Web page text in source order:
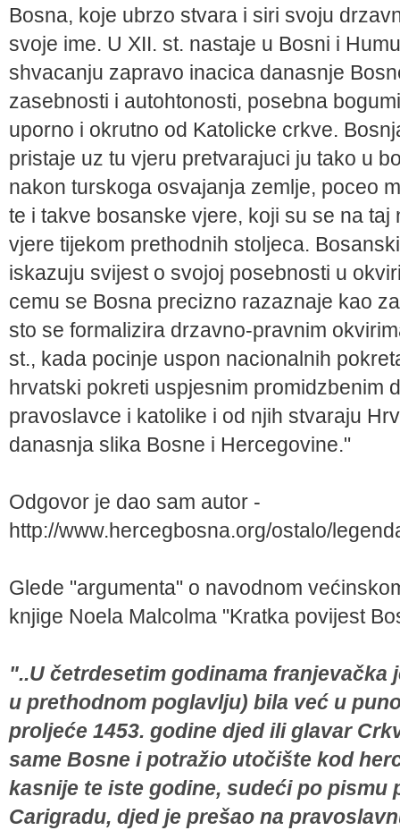
Bosna, koje ubrzo stvara i siri svoju
svoje ime. U XII. st. nastaje u Bosni i
shvacanju zapravo inacica danasnje
zasebnosti i autohtonosti, posebna
uporno i okrutno od Katolicke crkve.
pristaje uz tu vjeru pretvarajuci ju tako u
nakon turskoga osvajanja zemlje, poceo
te i takve bosanske vjere, koji su se na
vjere tijekom prethodnih stoljeca.
iskazuju svijest o svojoj posebnosti u
cemu se Bosna precizno razaznaje kao
sto se formalizira drzavno-pravnim
st., kada pocinje uspon nacionalnih
hrvatski pokreti uspjesnim promidzbenim
pravoslavce i katolike i od njih stvaraju
danasnja slika Bosne i Hercegovine."
Odgovor je dao sam autor -
http://www.hercegbosna.org/ostalo/
Glede "argumenta" o navodnom
knjige Noela Malcolma "Kratka povijest
"..U četrdesetim godinama franjevačka
u prethodnom poglavlju) bila već u
proljeće 1453. godine djed ili glavar
same Bosne i potražio utočište kod
kasnije te iste godine, sudeći po pismu
Carigradu, djed je prešao na